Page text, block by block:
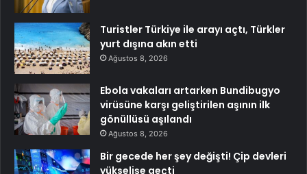
Turistler Türkiye ile arayı açtı, Türkler
yurt dışına akın etti
Ağustos 8, 2026
Ebola vakaları artarken Bundibugyo
virüsüne karşı geliştirilen aşının ilk
gönüllüsü aşılandı
Ağustos 8, 2026
Bir gecede her şey değişti! Çip devleri
yükselişe geçti